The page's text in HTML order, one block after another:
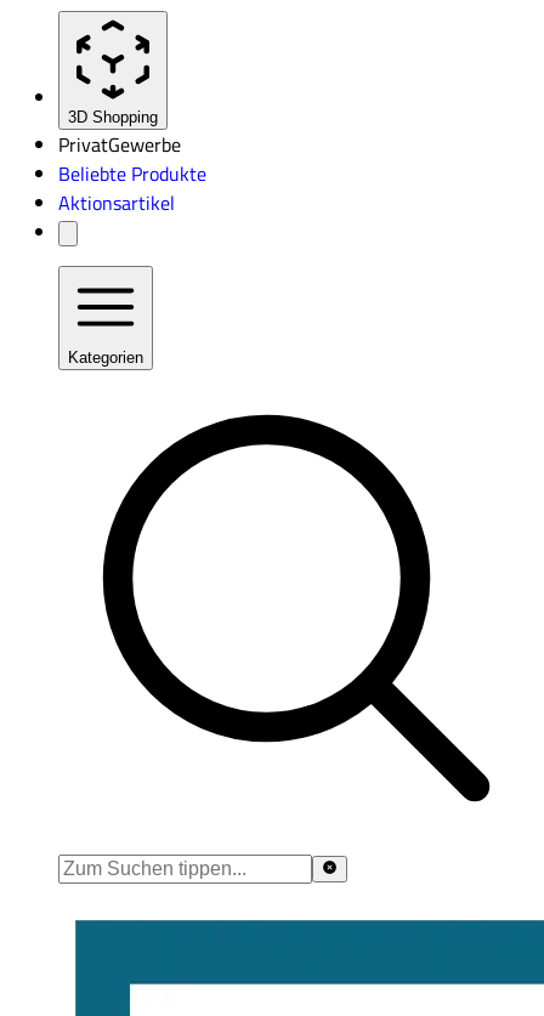
3D Shopping
PrivatGewerbe
Beliebte Produkte
Aktionsartikel
Kategorien